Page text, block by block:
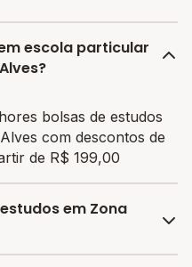
escola particular
bolsas de estudos
com descontos de
de R$ 199,00
em Zona